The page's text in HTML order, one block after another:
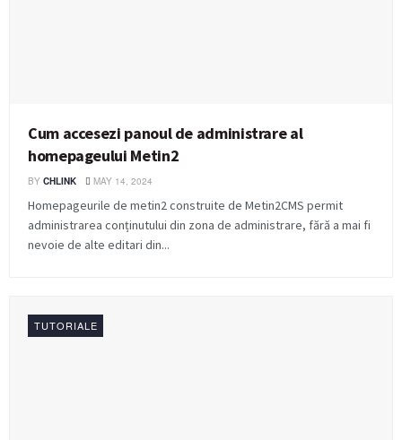
Cum accesezi panoul de administrare al
homepageului Metin2
BY CHLINK MAY 14, 2024
Homepageurile de metin2 construite de Metin2CMS permit
administrarea conținutului din zona de administrare, fără a mai fi
nevoie de alte editari din...
TUTORIALE